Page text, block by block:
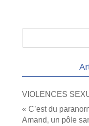
VIOLENCES
« C’est du
Amand, un pôle